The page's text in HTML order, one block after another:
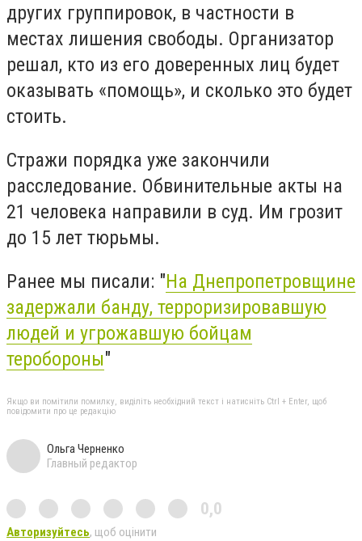
других группировок, в частности в
местах лишения свободы. Организатор
решал, кто из его доверенных лиц будет
оказывать «помощь», и сколько это будет
стоить.
Стражи порядка уже закончили
расследование. Обвинительные акты на
21 человека направили в суд. Им грозит
до 15 лет тюрьмы.
Ранее мы писали: "На Днепропетровщине
задержали банду, терроризировавшую
людей и угрожавшую бойцам
теробороны"
Якщо ви помітили помилку, виділіть необхідний текст і натисніть Ctrl + Enter, щоб
повідомити про це редакцію
Ольга Черненко
Главный редактор
0,0
Авторизуйтесь, щоб оцінити